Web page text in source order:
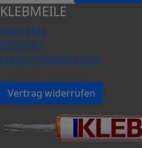
KLEBMEILE
ÜBER UNS
KONTAKT
KLEBSTOFFBERATUNG
Vertrag widerrufen